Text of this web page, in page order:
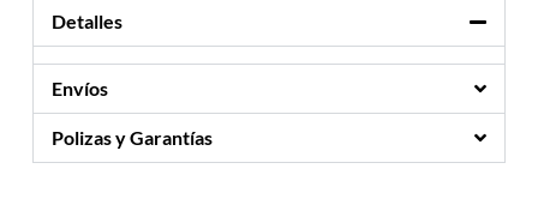
Detalles
Envíos
Polizas y Garantías